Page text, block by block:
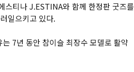
스티나 J.ESTINA와 함께 한정판 굿즈를
일으키고 있다.
7년 동안 참이슬 최장수 모델로 활약